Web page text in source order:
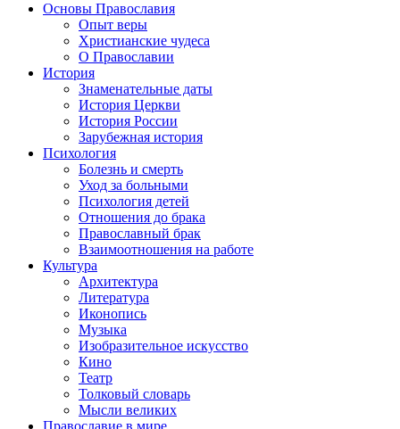
Основы Православия
Опыт веры
Христианские чудеса
О Православии
История
Знаменательные даты
История Церкви
История России
Зарубежная история
Психология
Болезнь и смерть
Уход за больными
Психология детей
Отношения до брака
Православный брак
Взаимоотношения на работе
Культура
Архитектура
Литература
Иконопись
Музыка
Изобразительное искусство
Кино
Театр
Толковый словарь
Мысли великих